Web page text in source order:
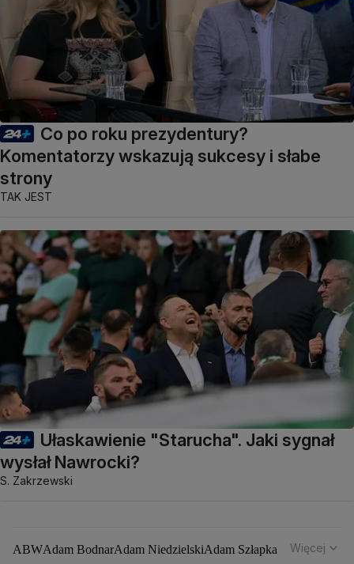
Co po roku prezydentury?
Komentatorzy wskazują sukcesy i słabe
strony
TAK JEST
Ułaskawienie "Starucha". Jaki sygnał
wysłał Nawrocki?
S. Zakrzewski
ABWAdam BodnarAdam NiedzielskiAdam Szłapka
Więcej